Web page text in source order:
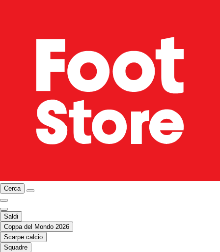
Cerca
Saldi
Coppa del Mondo 2026
Scarpe calcio
Squadre